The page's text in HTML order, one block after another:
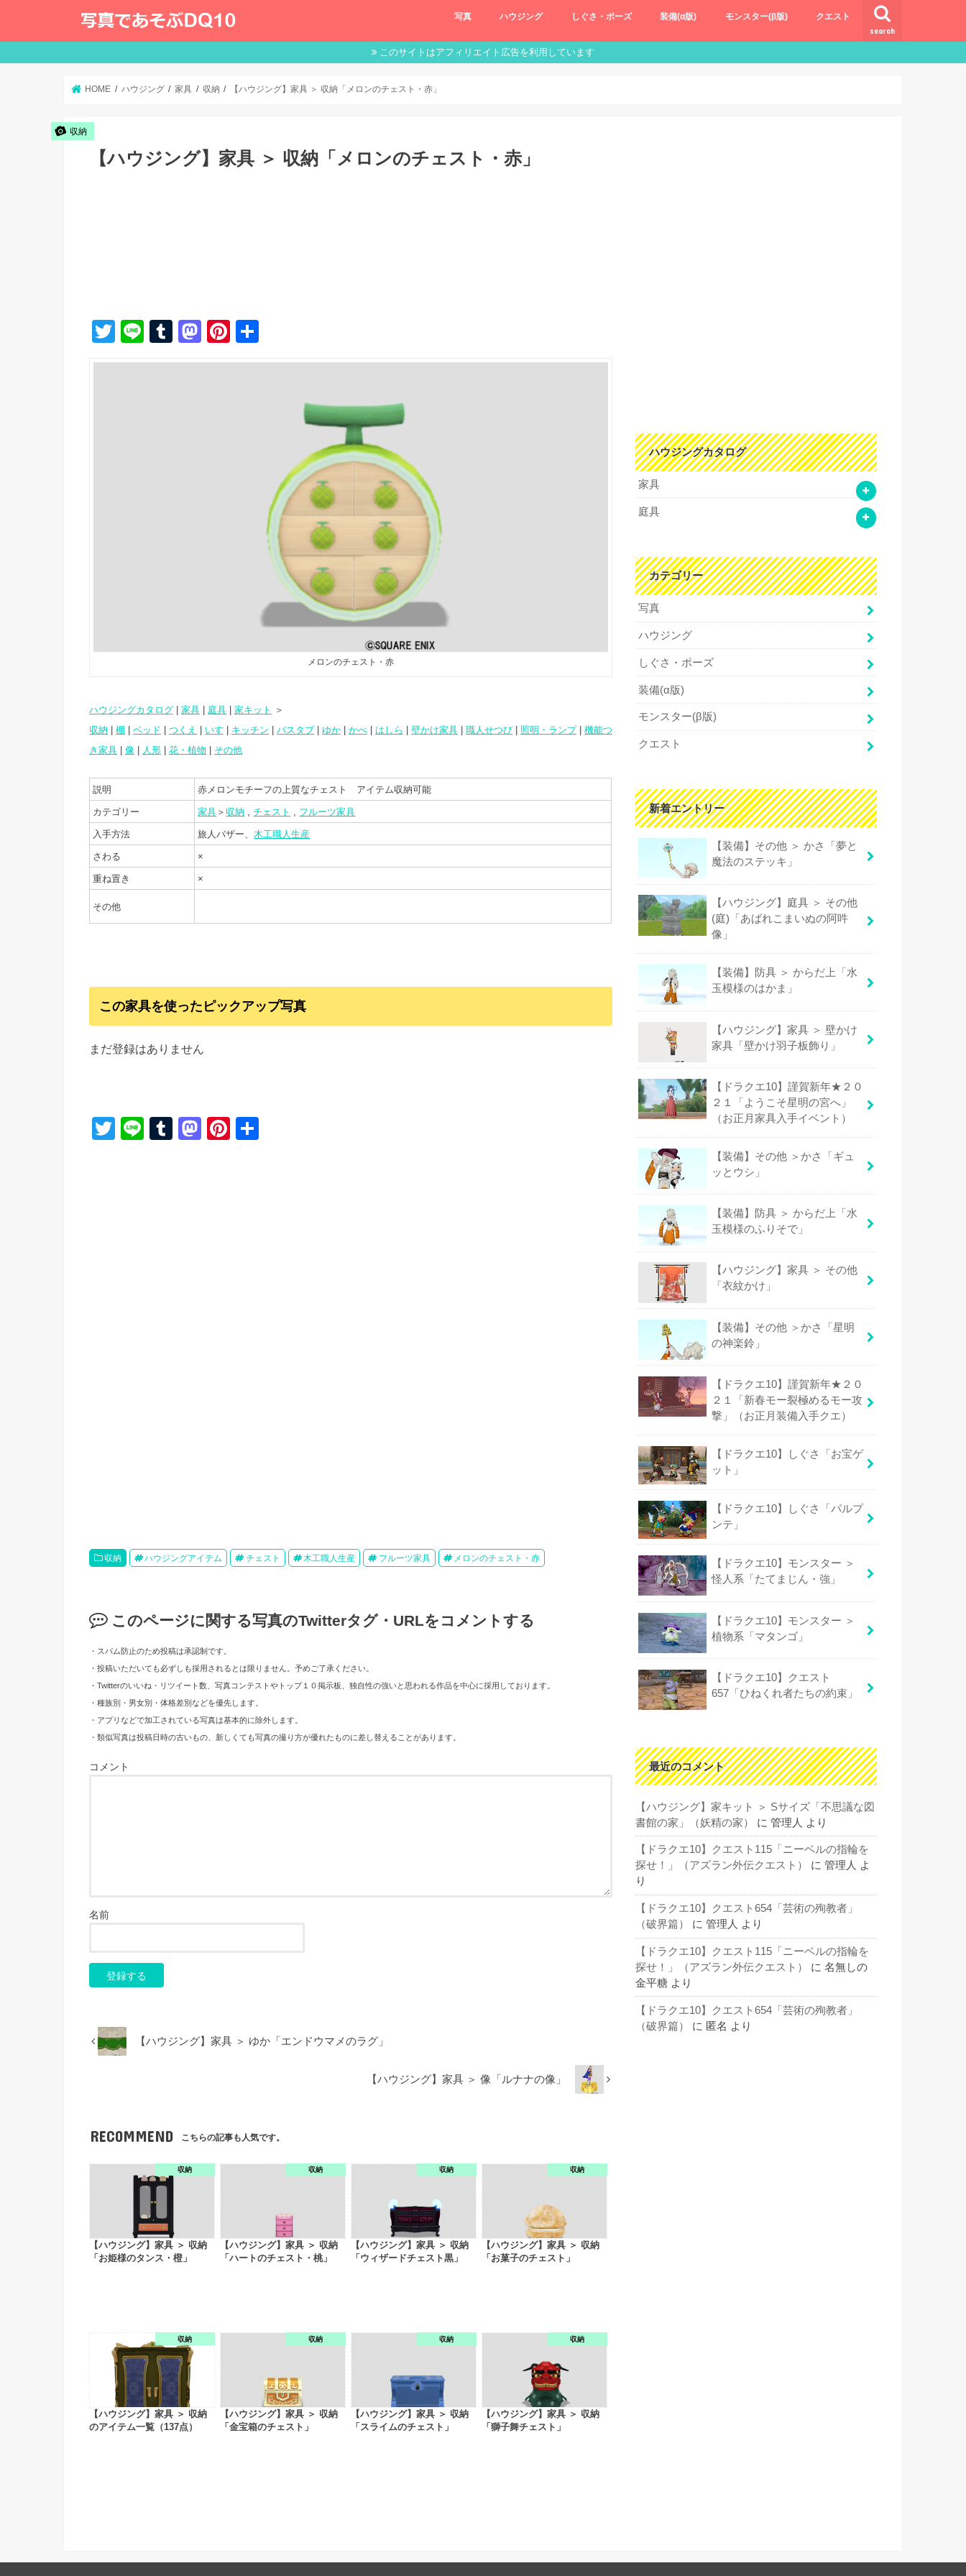
search
写真 ハウジング しぐさ・ポーズ 装備(α版) モンスター(β版) クエスト
このサイトはアフィリエイト広告を利用しています
HOME ハウジング 家具 収納 【ハウジング】家具 ＞ 収納「メロンのチェスト・赤」
収納
【ハウジング】家具 ＞ 収納「メロンのチェスト・赤」
T
Li
T
M
Pi
メロンのチェスト・赤
ハウジングカタログ | 家具 | 庭具 | 家キット
＞
収納 | 棚 | ベッド | つくえ | いす | キッチン | バスタブ | ゆか | かべ | はしら | 壁かけ家具 | 職人せつび | 照明・ランプ| 機能つ
き家具 | 像 | 人形 | 花・植物 | その他
説明 赤メロンモチーフの上質なチェスト アイテム収納可能
カテゴリー 家具 ＞ 収納 ,チェスト フルーツ家具
入手方法 旅人バザー、 木工職人生産
さわる ×
重ね置き ×
その他
この家具を使ったピックアップ写真
まだ登録はありません
T
Li
T
M
Pi
収納 ハウジングアイテム チェスト 木工職人生産 フルーツ家具 メロンのチェスト・赤
このページに関する写真のTwitterタグ・URLをコメントする
・スパム防止のため投稿は承認制です。
・投稿いただいても必ずしも採用されるとは限りません。予めご了承ください。
・Twitterのいいね・リツイート数、写真コンテストやトップ１０掲示板、独自性の強いと思われる作品を中心に採用しております。
・種族別・男女別・体格差別などを優先します。
・アプリなどで加工されている写真は基本的に除外します。
・類似写真は投稿日時の古いもの、新しくても写真の撮り方が優れたものに差し替えることがあります。
コメント
名前
【ハウジング】家具 ＞ ゆか「エンドウマメのラグ」
【ハウジング】家具 ＞ 像「ルナナの像」
RECOMMEND こちらの記事も人気です。
収納
【ハウジング】家具 ＞ 収納
「お姫様のタンス・橙」
収納
【ハウジング】家具 ＞ 収納
「ハートのチェスト・桃」
収納
【ハウジング】家具 ＞ 収納
「ウィザードチェスト黒」
収納
【ハウジング】家具 ＞ 収納
「お菓子のチェスト」
収納
【ハウジング】家具 ＞ 収納
のアイテム一覧（137点）
収納
【ハウジング】家具 ＞ 収納
「金宝箱のチェスト」
収納
【ハウジング】家具 ＞ 収納
「スライムのチェスト」
収納
【ハウジング】家具 ＞ 収納
「獅子舞チェスト」
ハウジングカタログ
家具
庭具
カテゴリー
写真
ハウジング
しぐさ・ポーズ
装備(α版)
モンスター(β版)
クエスト
新着エントリー
【装備】その他 ＞ かさ「夢と
魔法のステッキ」
【ハウジング】庭具 ＞ その他
(庭)「あばれこまいぬの阿吽
像」
【装備】防具 ＞ からだ上「水
玉模様のはかま」
【ハウジング】家具 ＞ 壁かけ
家具「壁かけ羽子板飾り」
【ドラクエ10】謹賀新年★２０
２１「ようこそ星明の宮へ」
（お正月家具入手イベント）
【装備】その他 ＞かさ「ギュ
ッとウシ」
【装備】防具 ＞ からだ上「水
玉模様のふりそで」
【ハウジング】家具 ＞ その他
「衣紋かけ」
【装備】その他 ＞かさ「星明
の神楽鈴」
【ドラクエ10】謹賀新年★２０
２１「新春モー裂極めるモー攻
撃」（お正月装備入手クエ）
【ドラクエ10】しぐさ「お宝ゲ
ット」
【ドラクエ10】しぐさ「パルプ
ンテ」
【ドラクエ10】モンスター ＞
怪人系「たてまじん・強」
【ドラクエ10】モンスター ＞
植物系「マタンゴ」
【ドラクエ10】クエスト
657「ひねくれ者たちの約束」
最近のコメント
【ハウジング】家キット ＞ Sサイズ「不思議な図
書館の家」（妖精の家）
に 管理人 より
【ドラクエ10】クエスト115「ニーベルの指輪を
探せ！」（アズラン外伝クエスト）
に 管理人 よ
り
【ドラクエ10】クエスト654「芸術の殉教者」
（破界篇）
に 管理人 より
【ドラクエ10】クエスト115「ニーベルの指輪を
探せ！」（アズラン外伝クエスト）
に 名無しの
金平糖 より
【ドラクエ10】クエスト654「芸術の殉教者」
（破界篇）
に 匿名 より